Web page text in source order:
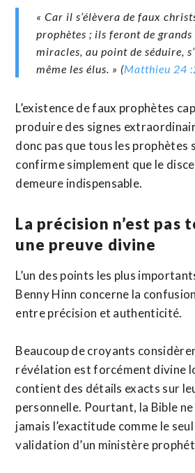
« Car il s’élèvera de faux
prophètes ; ils feront de grands
miracles, au point de séduire,
même les élus. » (Matthieu 24
L’existence de faux prophètes
produire des signes
donc pas que tous les prophètes
confirme simplement que le
demeure indispensable.
La précision n’est pas
une preuve divine
L’un des points les plus
Benny Hinn concerne la
entre précision et authenticité.
Beaucoup de croyants
révélation est forcément divine
contient des détails exacts sur
personnelle. Pourtant, la Bible
jamais l’exactitude comme le
validation d’un ministère